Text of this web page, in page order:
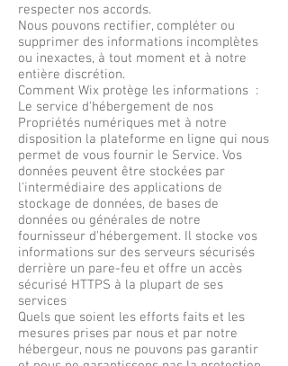
respecter nos accords.
Nous pouvons rectifier, compléter ou
supprimer des informations incomplètes
ou inexactes, à tout moment et à notre
entière discrétion.
Comment Wix protège les informations :
Le service d'hébergement de nos
Propriétés numériques met à notre
disposition la plateforme en ligne qui nous
permet de vous fournir le Service. Vos
données peuvent être stockées par
l'intermédiaire des applications de
stockage de données, de bases de
données ou générales de notre
fournisseur d'hébergement. Il stocke vos
informations sur des serveurs sécurisés
derrière un pare-feu et offre un accès
sécurisé HTTPS à la plupart de ses
services
Quels que soient les efforts faits et les
mesures prises par nous et par notre
hébergeur, nous ne pouvons pas garantir